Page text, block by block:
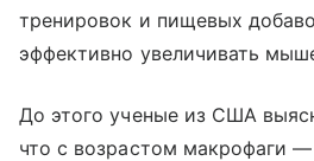
тренировок и пищевых
эффективно увеличивать
До этого ученые из США
что с возрастом макрофаги